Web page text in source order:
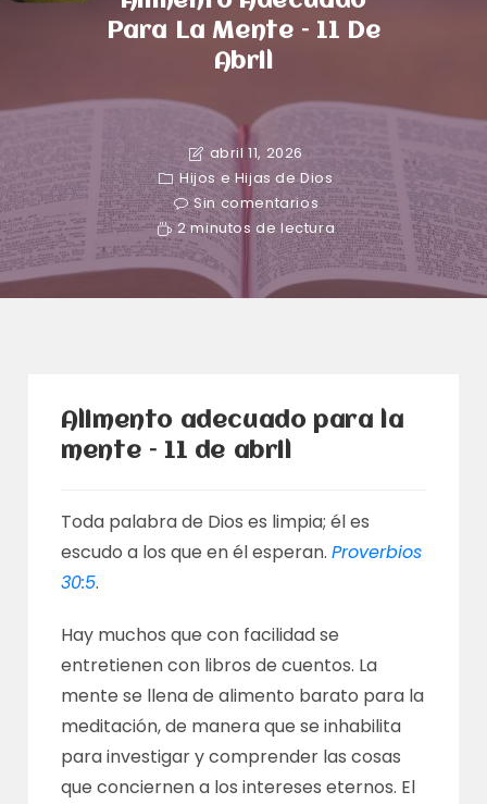
Para La Mente – 11 De
Abril
abril 11, 2026
Hijos e Hijas de Dios
Sin comentarios
2 minutos de lectura
Alimento adecuado para la
mente – 11 de abril
Toda palabra de Dios es limpia; él es
escudo a los que en él esperan.Proverbios
30:5.
Hay muchos que con facilidad se
entretienen con libros de cuentos. La
mente se llena de alimento barato para la
meditación, de manera que se inhabilita
para investigar y comprender las cosas
que conciernen a los intereses eternos. El